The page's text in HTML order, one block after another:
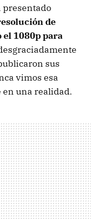
presentado
de
el 1080p para
sus
vimos esa
una realidad.